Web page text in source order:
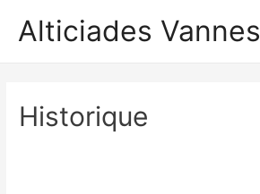
Alticiades Vannes
Historique